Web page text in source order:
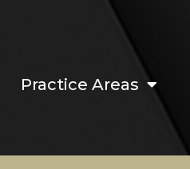
Practice Areas